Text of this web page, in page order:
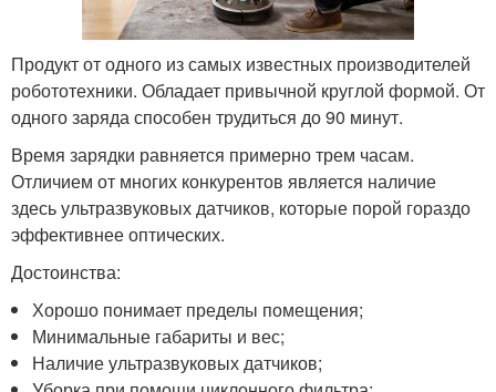
Продукт от одного из самых известных производителей
робототехники. Обладает привычной круглой формой. От
одного заряда способен трудиться до 90 минут.
Время зарядки равняется примерно трем часам.
Отличием от многих конкурентов является наличие
здесь ультразвуковых датчиков, которые порой гораздо
эффективнее оптических.
Достоинства:
Хорошо понимает пределы помещения;
Минимальные габариты и вес;
Наличие ультразвуковых датчиков;